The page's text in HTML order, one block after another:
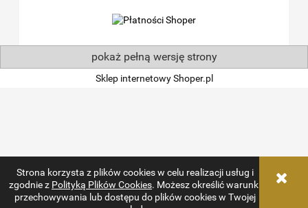
Strona korzysta z plików cookies w celu realizacji usług i
zgodnie z Polityką Plików Cookies. Możesz określić warunki
przechowywania lub dostępu do plików cookies w Twojej
pokaż pełną wersję strony
Sklep internetowy Shoper.pl